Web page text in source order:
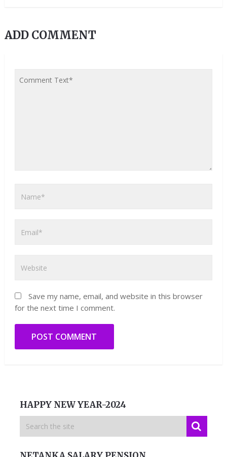
ADD COMMENT
Save my name, email, and website in this browser
for the next time I comment.
HAPPY NEW YEAR-2024